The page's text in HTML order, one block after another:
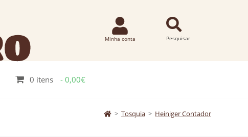
0 itens 0,00€
> Tosquia > Heiniger Contador